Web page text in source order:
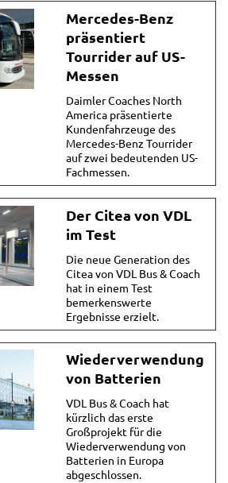
Mercedes-Benz
präsentiert
Tourrider auf US-
Messen
Daimler Coaches North
America präsentierte
Kundenfahrzeuge des
Mercedes-Benz Tourrider
auf zwei bedeutenden US-
Fachmessen.
Der Citea von VDL
im Test
Die neue Generation des
Citea von VDL Bus & Coach
hat in einem Test
bemerkenswerte
Ergebnisse erzielt.
Wiederverwendung
von Batterien
VDL Bus & Coach hat
kürzlich das erste
Großprojekt für die
Wiederverwendung von
Batterien in Europa
abgeschlossen.